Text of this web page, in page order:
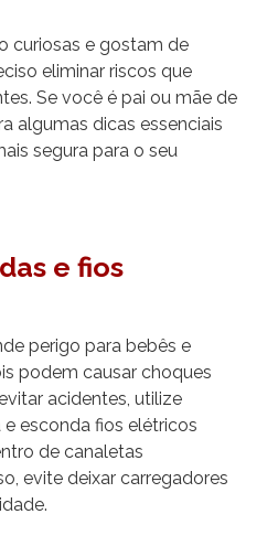
curiosas e gostam de
eliminar riscos que
Se você é pai ou mãe de
algumas dicas essenciais
segura para o seu
e fios
perigo para bebês e
podem causar choques
acidentes, utilize
esconda fios elétricos
de canaletas
evite deixar carregadores